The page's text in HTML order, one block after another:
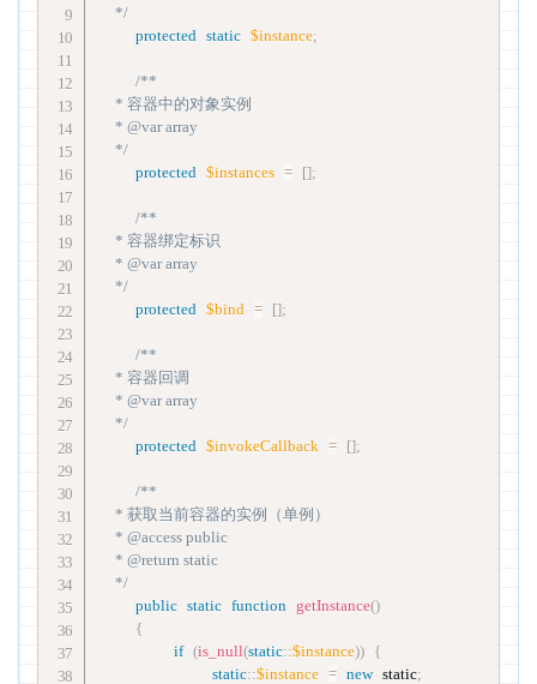
     */
protected
static $instance;
/**
     * 容器中的对象实例
     * @var array
     */
protected
$instances = [];
/**
     * 容器绑定标识
     * @var array
     */
protected
$bind = [];
/**
     * 容器回调
     * @var array
     */
protected
$invokeCallback = [];
/**
     * 获取当前容器的实例（单例）
     * @access public
     * @return static
     */
public static function getInstance()
{
if (is_null(static::$instance)) {
static::$instance = new static;